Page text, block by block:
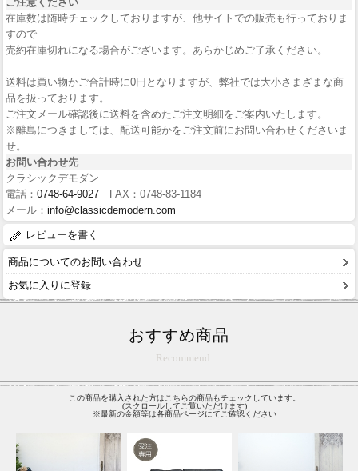
在庫数は随時チェックしておりますが、他サイトでの販売も行っておりま
すので
売約在庫切れになる場合がございます。あらかじめご了承ください。
送料は買い物かご合計時に0円となりますが、弊社では大小さまざまな商
品を扱っております。
ご注文メール確認後に送料を含めたご注文明細をご案内いたします。
※離島につきましては、配送可能かをご注文前にお問い合わせくださいま
せ。
お問い合わせ先
クラシックデモダン
電話： 0748-64-9027 FAX：0748-83-1184
メール： info@classicdemodern.com
レビューを書く
商品についてのお問い合わせ
お気に入りに登録
おすすめ商品
Recommend
この商品を購入された方はこちらの商品もチェックしています。
(スクロールしてご覧いただけます)
※最新の金額等は各商品ページにてご確認ください